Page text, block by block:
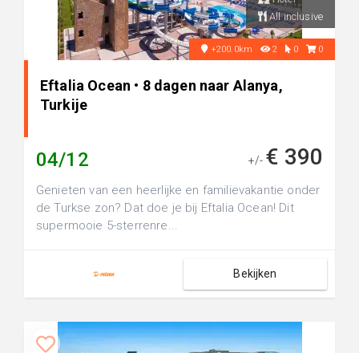
All inclusive
+200.0km 2 0 0
Eftalia Ocean • 8 dagen naar Alanya,
Turkije
04/12 +/- € 390
Genieten van een heerlijke en familievakantie onder
de Turkse zon? Dat doe je bij Eftalia Ocean! Dit
supermooie 5-sterrenre...
Bekijken